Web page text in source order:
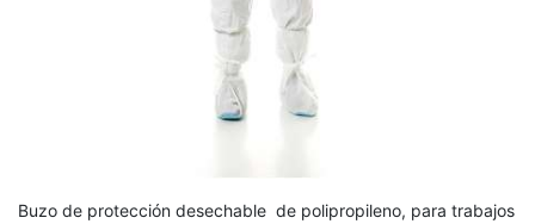
Buzo de protección desechable de polipropileno, para trabajos